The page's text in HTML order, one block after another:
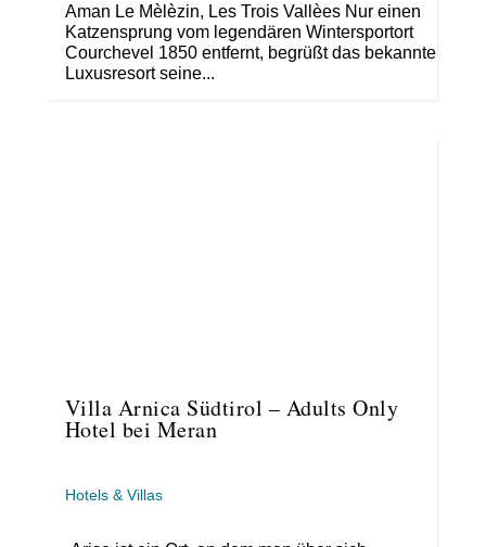
Aman Le Mèlèzin, Les Trois Vallèes Nur einen
Katzensprung vom legendären Wintersportort
Courchevel 1850 entfernt, begrüßt das bekannte
Luxusresort seine...
Villa Arnica Südtirol – Adults Only
Hotel bei Meran
Hotels & Villas